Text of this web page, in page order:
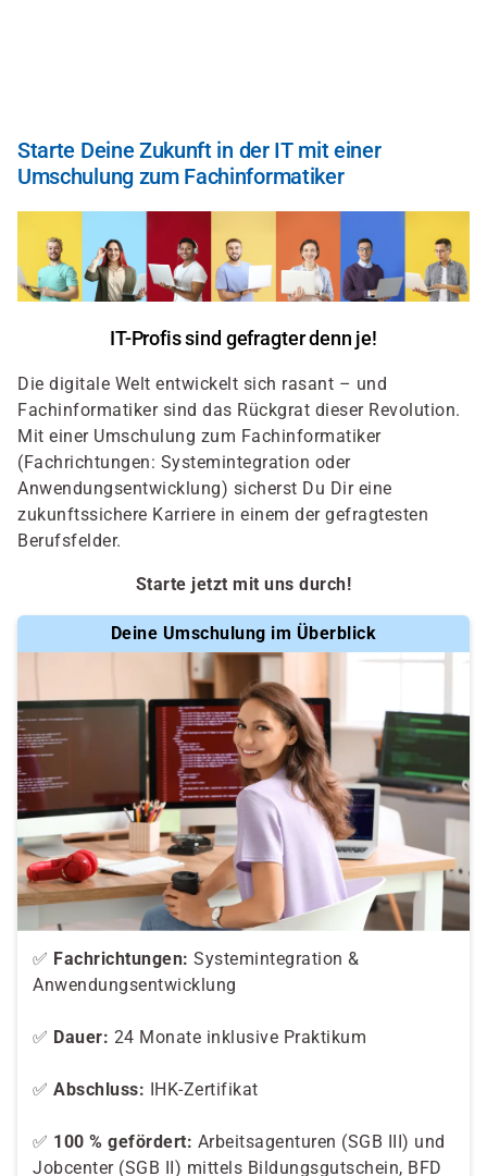
Starte Deine Zukunft in der IT mit einer
Umschulung zum Fachinformatiker
IT-Profis sind gefragter denn je!
Die digitale Welt entwickelt sich rasant – und
Fachinformatiker sind das Rückgrat dieser Revolution.
Mit einer Umschulung zum Fachinformatiker
(Fachrichtungen: Systemintegration oder
Anwendungsentwicklung) sicherst Du Dir eine
zukunftssichere Karriere in einem der gefragtesten
Berufsfelder.
Starte jetzt mit uns durch!
Deine Umschulung im Überblick
✅ Fachrichtungen: Systemintegration &
Anwendungsentwicklung
✅ Dauer: 24 Monate inklusive Praktikum
✅ Abschluss: IHK-Zertifikat
✅ 100 % gefördert: Arbeitsagenturen (SGB III) und
Jobcenter (SGB II) mittels Bildungsgutschein, BFD